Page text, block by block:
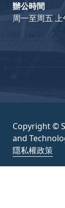
辦公時間
周一至周五
Copyright ©
and
隱私權政策